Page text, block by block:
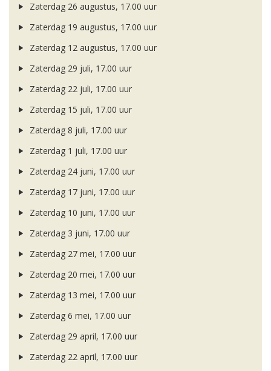
Zaterdag 26 augustus, 17.00 uur
Zaterdag 19 augustus, 17.00 uur
Zaterdag 12 augustus, 17.00 uur
Zaterdag 29 juli, 17.00 uur
Zaterdag 22 juli, 17.00 uur
Zaterdag 15 juli, 17.00 uur
Zaterdag 8 juli, 17.00 uur
Zaterdag 1 juli, 17.00 uur
Zaterdag 24 juni, 17.00 uur
Zaterdag 17 juni, 17.00 uur
Zaterdag 10 juni, 17.00 uur
Zaterdag 3 juni, 17.00 uur
Zaterdag 27 mei, 17.00 uur
Zaterdag 20 mei, 17.00 uur
Zaterdag 13 mei, 17.00 uur
Zaterdag 6 mei, 17.00 uur
Zaterdag 29 april, 17.00 uur
Zaterdag 22 april, 17.00 uur